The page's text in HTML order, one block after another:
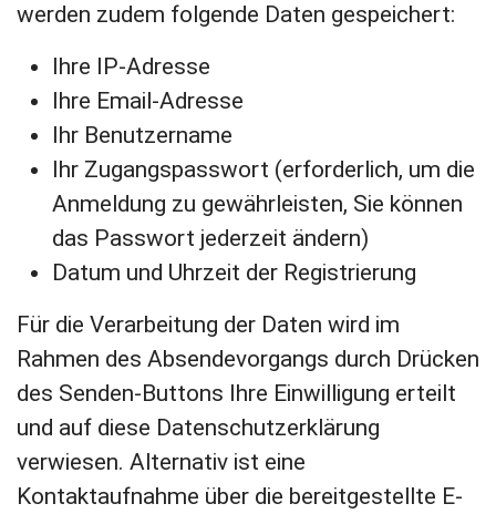
werden zudem folgende Daten gespeichert:
Ihre IP-Adresse
Ihre Email-Adresse
Ihr Benutzername
Ihr Zugangspasswort (erforderlich, um die
Anmeldung zu gewährleisten, Sie können
das Passwort jederzeit ändern)
Datum und Uhrzeit der Registrierung
Für die Verarbeitung der Daten wird im
Rahmen des Absendevorgangs durch Drücken
des Senden-Buttons Ihre Einwilligung erteilt
und auf diese Datenschutzerklärung
verwiesen. Alternativ ist eine
Kontaktaufnahme über die bereitgestellte E-